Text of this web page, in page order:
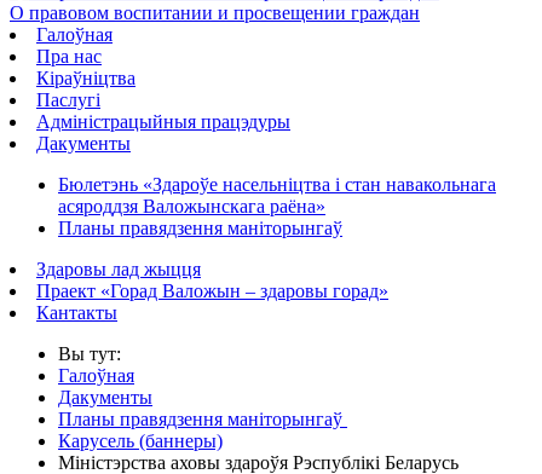
О правовом воспитании и просвещении граждан
Галоўная
Пра нас
Кіраўніцтва
Паслугi
Адміністрацыйныя працэдуры
Дакументы
Бюлетэнь «Здароўе насельніцтва і стан навакольнага
асяроддзя Валожынскага раёна»
Планы правядзення маніторынгаў
Здаровы лад жыцця
Праект «Горад Валожын – здаровы горад»
Кантакты
Вы тут:
Галоўная
Дакументы
Планы правядзення маніторынгаў
Карусель (баннеры)
Міністэрства аховы здароўя Рэспублікі Беларусь